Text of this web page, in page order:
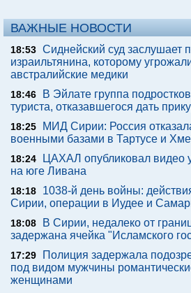
ВАЖНЫЕ НОВОСТИ
18:53 Сиднейский суд заслушает
израильтянина, которому
австралийские медики
18:46
В Эйлате группа
туриста, отказавшегося дать
18:25
МИД Сирии: Россия
военными базами в Тартусе и
18:24
ЦАХАЛ опубликовал видео
на юге Ливана
18:18
1038-й день войны:
Сирии, операции в Иудее и
18:08
В Сирии, недалеко от
задержана ячейка "Исламского
17:29
Полиция задержала
под видом мужчины
женщинами